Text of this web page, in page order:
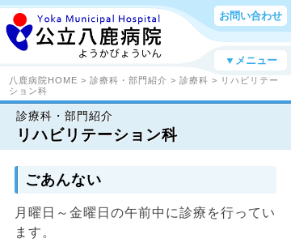
お問い合わせ
▼メニュー
八鹿病院HOME > 診療科・部門紹介 > 診療科 > リハビリテー
ション科
診療科・部門紹介
リハビリテーション科
ごあんない
月曜日～金曜日の午前中に診療を行ってい
ます。